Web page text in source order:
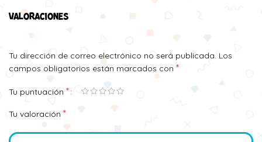
VALORACIONES
Tu dirección de correo electrónico no será publicada. Los
campos obligatorios están marcados con *
Tu puntuación *
Tu valoración *